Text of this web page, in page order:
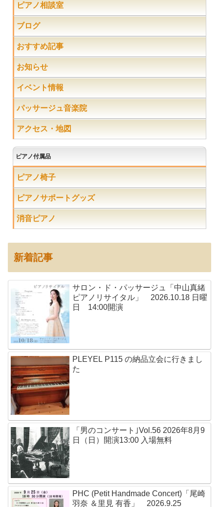
ピアノ相談室
ブログ
おすすめ記事
お知らせ
イベント情報
パッサージュ音楽院
アクセス・地図
ピアノ付属品
ピアノ椅子
ピアノサポートグッズ
消音ピアノ
新着記事
サロン・ド・パッサージュ「中山真緒
ピアノリサイタル」 2026.10.18 日曜
日 14:00開演
PLEYEL P115 の納品立会に行きまし
た
「男のコンサート｣Vol.56 2026年8月9
日（日）開演13:00 入場無料
PHC (Petit Handmade Concert)「尾崎
羽奈 ＆里見 有香」 2026.9.25